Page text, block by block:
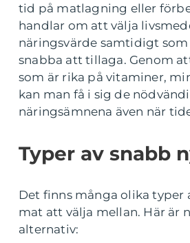
tid på matlagning eller
handlar om att välja
näringsvärde samtidigt som
snabba att tillaga. Genom
som är rika på vitaminer,
kan man få i sig de
näringsämnena även när
Typer av snabb
Det finns många olika typer
mat att välja mellan. Här är
alternativ: